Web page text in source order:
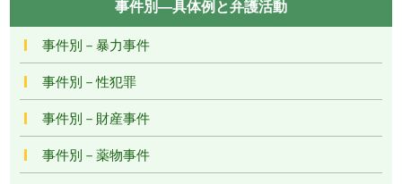
事件別―具体例と弁護活動
事件別－暴力事件
事件別－性犯罪
事件別－財産事件
事件別－薬物事件